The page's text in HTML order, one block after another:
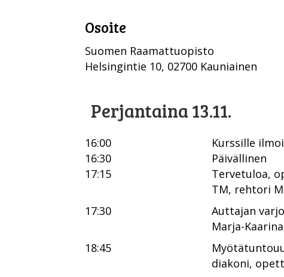
Osoite
Suomen Raamattuopisto
Helsingintie 10, 02700 Kauniainen
Perjantaina 13.11.
16:00
Kurssille
16:30
Päivällinen
17:15
Tervetuloa,
TM, rehtori
17:30
Auttajan varjo
Marja-
18:45
diakoni,